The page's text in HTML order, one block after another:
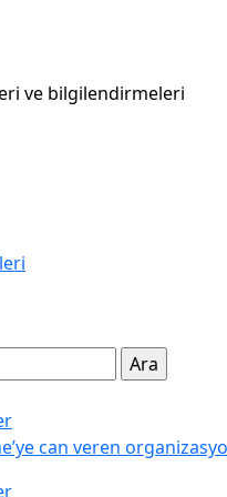
ve bilgilendirmeleri
can veren